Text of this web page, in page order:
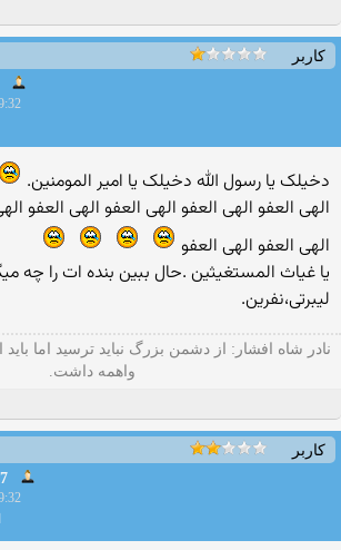
کاربر
دخیلک یا رسول الله دخیلک یا امیر المومنین.
الهی العفو الهی العفو الهی العفو الهی العفو
الهی العفو الهی العفو
یا غیاث المستغیثین .حال ببین بنده ات را چه
لیبرتی،نفرین.
نادر شاه افشار: از دشمن بزرگ نباید ترسید اما
واهمه داشت.
کاربر